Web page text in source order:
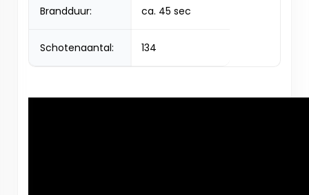
Brandduur: ca. 45 sec
Schotenaantal: 134